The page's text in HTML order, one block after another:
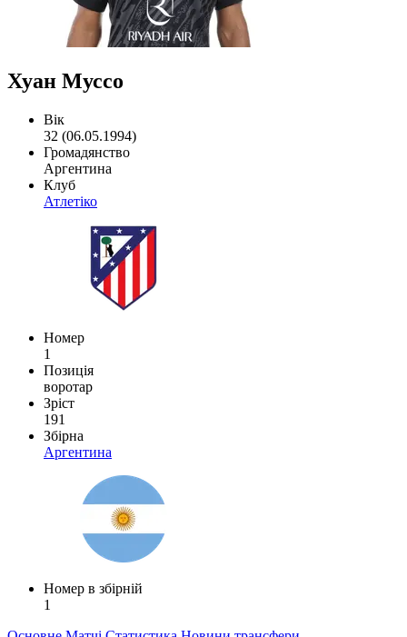
Хуан Муссо
Вік
32 (06.05.1994)
Громадянство
Аргентина
Клуб
Атлетіко
Номер
1
Позиція
воротар
Зріст
191
Збірна
Аргентина
Номер в збірній
1